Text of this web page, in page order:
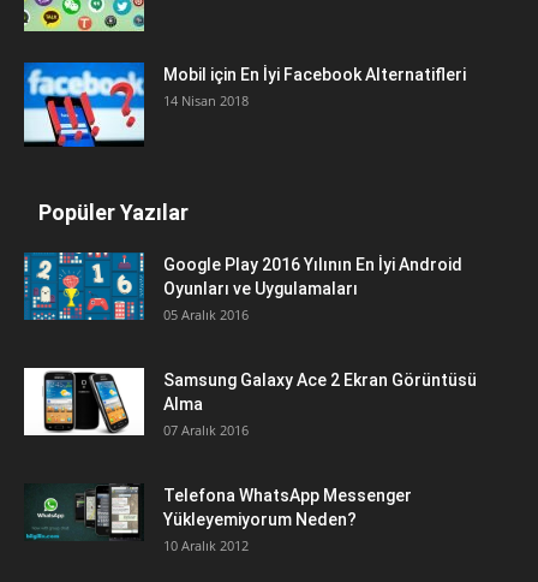
Mobil için En İyi Facebook Alternatifleri
14 Nisan 2018
Popüler Yazılar
Google Play 2016 Yılının En İyi Android
Oyunları ve Uygulamaları
05 Aralık 2016
Samsung Galaxy Ace 2 Ekran Görüntüsü
Alma
07 Aralık 2016
Telefona WhatsApp Messenger
Yükleyemiyorum Neden?
10 Aralık 2012